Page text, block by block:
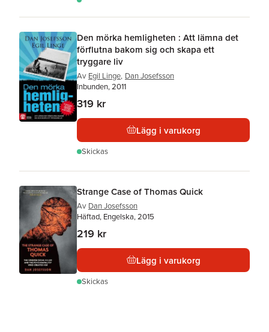
Den mörka hemligheten : Att lämna det
förflutna bakom sig och skapa ett
tryggare liv
Av Egil Linge, Dan Josefsson
Inbunden, 2011
319 kr
Lägg i varukorg
Skickas
Strange Case of Thomas Quick
Av Dan Josefsson
Häftad, Engelska, 2015
219 kr
Lägg i varukorg
Skickas